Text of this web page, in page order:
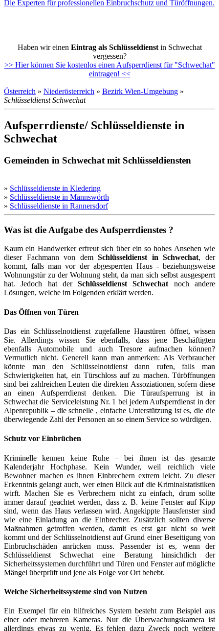
Die Experten für professionellen Einbruchschutz und Türöffnungen.
Haben wir einen Eintrag als Schlüsseldienstin Schwechat
vergessen?
>> Hier können Sie kostenlos einen Aufsperrdienst für "Schwechat"
eintragen! <<
Österreich » Niederösterreich » Bezirk Wien-Umgebung »
Schlüsseldienst Schwechat
Aufsperrdienste/ Schlüsseldienste in
Schwechat
Gemeinden in Schwechat mit Schlüsseldiensten
» Schlüsseldienste in Kledering
» Schlüsseldienste in Mannswörth
» Schlüsseldienste in Rannersdorf
Was ist die Aufgabe des Aufsperrdienstes ?
Kaum ein Handwerker erfreut sich über ein so hohes Ansehen wie
dieser Fachmann von demSchlüsseldienst in Schwechat, der
kommt, falls man vor der abgesperrten Haus - beziehungsweise
Wohnungstür zu der Wohnung steht, da man sich selbst ausgesperrt
hat. Jedoch hat derSchlüsseldienst Schwechatnoch andere
Lösungen, welche im Folgenden erklärt werden.
Das Öffnen von Türen
Das ein Schlüsselnotdienst zugefallene Haustüren öffnet, wissen
Sie. Allerdings wissen Sie ebenfalls, dass jene Beschäftigten
ebenfalls Automobile und auch Tresore aufmachen können?
Vermutlich nicht. Generell kann man anmerken: Als Verbraucher
könnte man den Schlüsselnotdienst dann rufen, falls man
Schwierigkeiten hat, ein Türschloss auf zu machen. Türöffnungen
sind bei zahlreichen Leuten die direkten Assoziationen, sofern diese
an einen Aufsperrdienst denken. Die Türaufsperrung ist in
Schwechat die Serviceleistung Nr. 1 bei jedem Aufsperrdienst in der
Alpenrepublik – die schnelle , einfache Unterstützung ist es, die die
überwiegende Zahl der Personen an so einem Service so würdigen.
Schutz vor Einbrüchen
Kriminelle kennen keine Ruhe – bei ihnen ist das gesamte
Kalenderjahr Hochphase. Kein Wunder, weil reichlich viele
Bewohner machen es ihnen Einbrechern extrem leicht. Zu dieser
Erkenntnis gelangt auch, wer einen Blick auf die Kriminalstatistiken
wirft. Machen Sie es Verbrechern nicht zu einfach, drum sollte
immer darauf geachtet werden, dass z. B. keine Fenster auf Kipp
sind, wenn das Haus verlassen wird. Angekippte Hausfenster sind
wie eine Einladung an die Einbrecher. Zusätzlich sollten diverse
Maßnahmen getroffen werden, damit es erst gar nicht so weit
kommt und der Schlüsselnotdienst auf Grund einer Beseitigung von
Einbruchschäden anrücken muss. Passender ist es, wenn der
Schlüsseldienst Schwechat eine Beratung hinsichtlich der
Sicherheitssystemen durchführt und Türen und Fenster auf mögliche
Mängel überprüft und jene als Folge vor Ort behebt.
Welche Sicherheitssysteme sind von Nutzen
Ein Exempel für ein hilfreiches System besteht zum Beispiel aus
einer oder mehreren Kameras. Nur die Überwachungskamera ist
allerdings etwas zu wenig. Es fehlen dazu Zweck noch weitere